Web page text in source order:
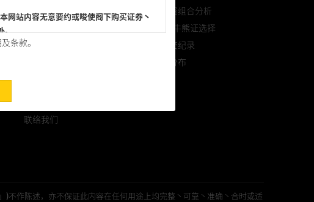
网站内容无意要约或唆使阁下购买证券丶
。
容，故就阁下的目的而言，网站内容可能
网站内容所载的意见丶预测及其他资料可
所用假设及参数并非唯一可以合理选择到
条款。
告
常问问题
自选投资组合分析
认股证/牛熊证选择
过往成交纪录
到期日分布
联络我们
作陈述，亦不保证此内容在任何用途上均完整丶可靠丶准确丶合时或适